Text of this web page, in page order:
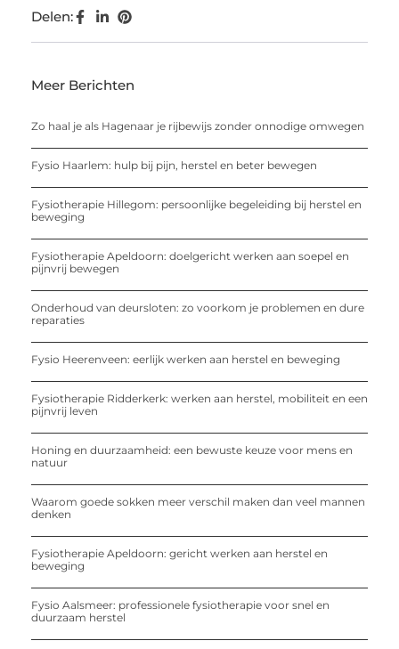
Delen:
Meer Berichten
Zo haal je als Hagenaar je rijbewijs zonder onnodige omwegen
Fysio Haarlem: hulp bij pijn, herstel en beter bewegen
Fysiotherapie Hillegom: persoonlijke begeleiding bij herstel en
beweging
Fysiotherapie Apeldoorn: doelgericht werken aan soepel en
pijnvrij bewegen
Onderhoud van deursloten: zo voorkom je problemen en dure
reparaties
Fysio Heerenveen: eerlijk werken aan herstel en beweging
Fysiotherapie Ridderkerk: werken aan herstel, mobiliteit en een
pijnvrij leven
Honing en duurzaamheid: een bewuste keuze voor mens en
natuur
Waarom goede sokken meer verschil maken dan veel mannen
denken
Fysiotherapie Apeldoorn: gericht werken aan herstel en
beweging
Fysio Aalsmeer: professionele fysiotherapie voor snel en
duurzaam herstel